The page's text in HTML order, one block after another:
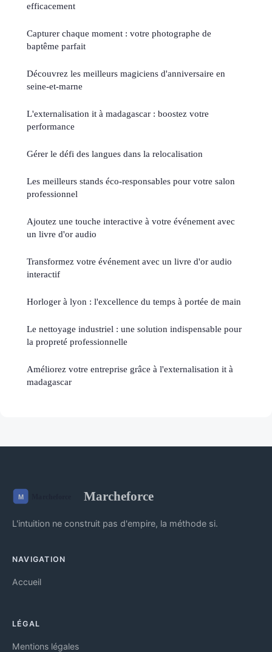
efficacement
Capturer chaque moment : votre photographe de
baptême parfait
Découvrez les meilleurs magiciens d'anniversaire en
seine-et-marne
L'externalisation it à madagascar : boostez votre
performance
Gérer le défi des langues dans la relocalisation
Les meilleurs stands éco-responsables pour votre salon
professionnel
Ajoutez une touche interactive à votre événement avec
un livre d'or audio
Transformez votre événement avec un livre d'or audio
interactif
Horloger à lyon : l'excellence du temps à portée de main
Le nettoyage industriel : une solution indispensable pour
la propreté professionnelle
Améliorez votre entreprise grâce à l'externalisation it à
madagascar
Marcheforce
L'intuition ne construit pas d'empire, la méthode si.
NAVIGATION
Accueil
LÉGAL
Mentions légales